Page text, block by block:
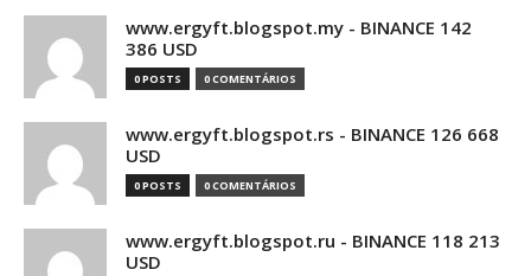
www.ergyft.blogspot.my - BINANCE 142
386 USD
0 POSTS 0 COMENTÁRIOS
www.ergyft.blogspot.rs - BINANCE 126 668
USD
0 POSTS 0 COMENTÁRIOS
www.ergyft.blogspot.ru - BINANCE 118 213
USD